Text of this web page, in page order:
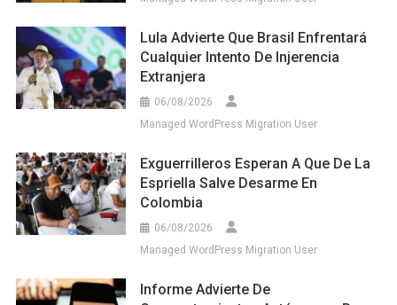
Lula Advierte Que Brasil Enfrentará
Cualquier Intento De Injerencia
Extranjera
06/08/2026
Managed WordPress Migration User
Exguerrilleros Esperan A Que De La
Espriella Salve Desarme En
Colombia
06/08/2026
Managed WordPress Migration User
Informe Advierte De